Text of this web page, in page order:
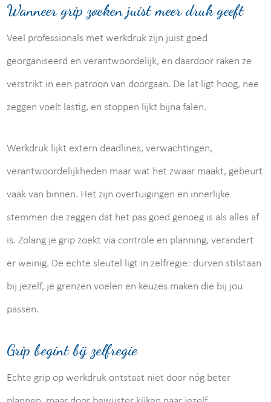
Wanneer grip zoeken juist meer druk geeft
Veel professionals met werkdruk zijn juist goed
georganiseerd en verantwoordelijk, en daardoor raken ze
verstrikt in een patroon van doorgaan. De lat ligt hoog, nee
zeggen voelt lastig, en stoppen lijkt bijna falen.
Werkdruk lijkt extern deadlines, verwachtingen,
verantwoordelijkheden maar wat het zwaar maakt, gebeurt
vaak van binnen. Het zijn overtuigingen en innerlijke
stemmen die zeggen dat het pas goed genoeg is als alles af
is. Zolang je grip zoekt via controle en planning, verandert
er weinig. De echte sleutel ligt in zelfregie: durven stilstaan
bij jezelf, je grenzen voelen en keuzes maken die bij jou
passen.
Grip begint bij zelfregie
Echte grip op werkdruk ontstaat niet door nóg beter